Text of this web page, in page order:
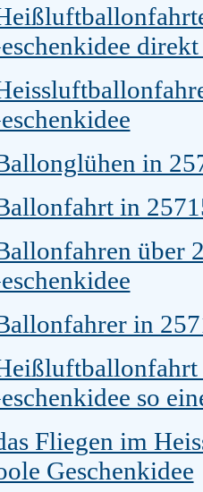
in
in
über
in
so
Fliegen im
Geschenkidee